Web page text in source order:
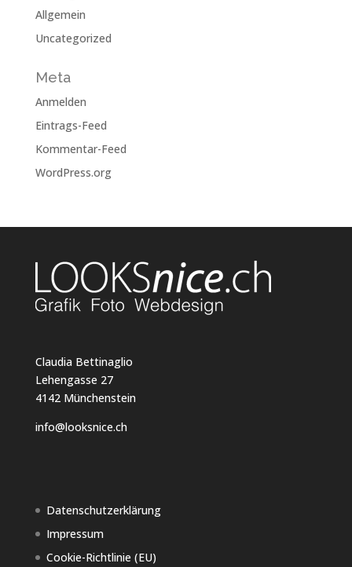
Allgemein
Uncategorized
Meta
Anmelden
Eintrags-Feed
Kommentar-Feed
WordPress.org
Claudia Bettinaglio
Lehengasse 27
4142 Münchenstein
info@looksnice.ch
Datenschutzerklärung
Impressum
Cookie-Richtlinie (EU)